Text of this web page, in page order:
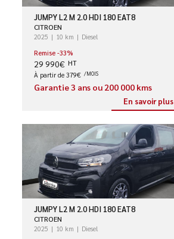
JUMPY L2 M 2.0 HDI 180 EAT8
CITROEN
2025 10 km
Diesel
Remise -33%
29 990€ HT
À partir de 379€ /MOIS
Garantie 3 ans ou 200 000 kms
En savoir plus
JUMPY L2 M 2.0 HDI 180 EAT8
CITROEN
2025 10 km
Diesel